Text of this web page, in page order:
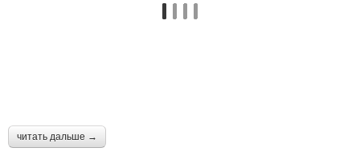
читать дальше →